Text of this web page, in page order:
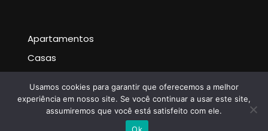
Apartamentos
Casas
Usamos cookies para garantir que oferecemos a melhor
experiência em nosso site. Se você continuar a usar este site,
assumiremos que você está satisfeito com ele.
Ok